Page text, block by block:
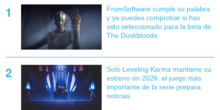
FromSoftware cumple su palabra
y ya puedes comprobar si has
sido seleccionado para la beta de
The Duskbloods
Solo Leveling Karma mantiene su
estreno en 2026: el juego más
importante de la serie prepara
noticias